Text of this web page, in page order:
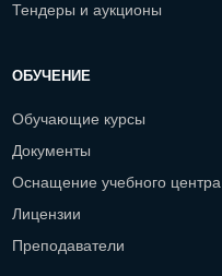
Тендеры и аукционы
ОБУЧЕНИЕ
Обучающие курсы
Документы
Оснащение учебного центра
Лицензии
Преподаватели